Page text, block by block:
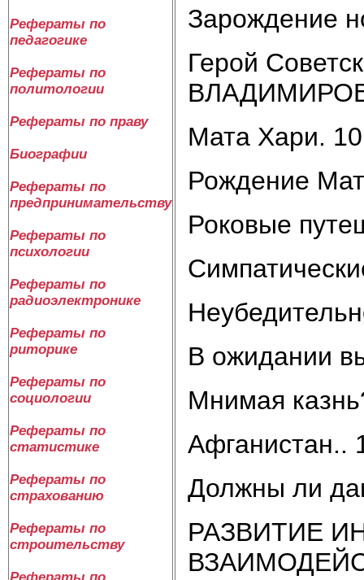
Рефераты по
педагогике
Рефераты по
политологии
Рефераты по праву
Биографии
Рефераты по
предпринимательству
Рефераты по
психологии
Рефераты по
радиоэлектронике
Рефераты по
риторике
Рефераты по
социологии
Рефераты по
статистике
Рефераты по
страхованию
Рефераты по
строительству
Зарождение
Герой
Мата Хари. 10
Рождение
Роковые
В ожидании
Мнимая
Афганистан..
Должны ли
РАЗВИТИЕ